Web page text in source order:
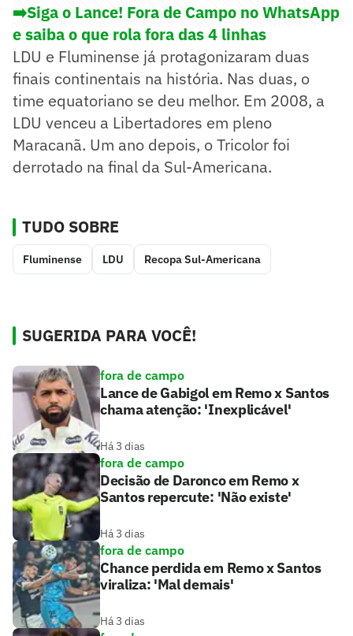
➡️Siga o Lance! Fora de Campo no WhatsApp
e saiba o que rola fora das 4 linhas
LDU e Fluminense já protagonizaram duas
finais continentais na história. Nas duas, o
time equatoriano se deu melhor. Em 2008, a
LDU venceu a Libertadores em pleno
Maracanã. Um ano depois, o Tricolor foi
derrotado na final da Sul-Americana.
TUDO SOBRE
Fluminense LDU Recopa Sul-Americana
SUGERIDA PARA VOCÊ!
fora de campo
Lance de Gabigol em Remo x Santos
chama atenção: 'Inexplicável'
Há 3 dias
fora de campo
Decisão de Daronco em Remo x
Santos repercute: 'Não existe'
Há 3 dias
fora de campo
Chance perdida em Remo x Santos
viraliza: 'Mal demais'
Há 3 dias